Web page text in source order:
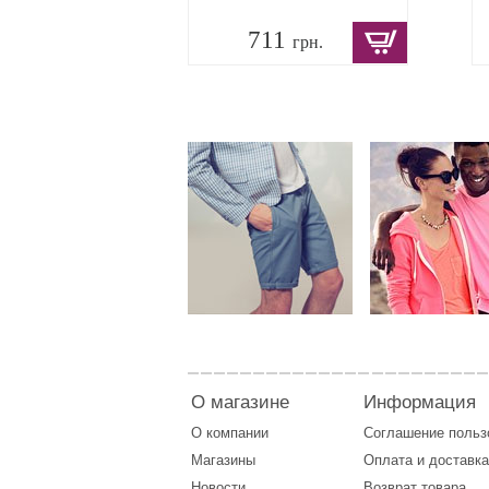
711 грн.
О магазине
О компании
Магазины
Информация
Соглашение
Оплата и